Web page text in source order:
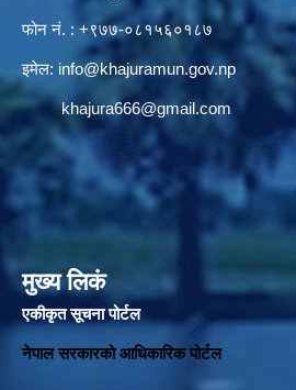
फोन नं. : +९७७-०८१५६०१८७
इमेल: info@khajuramun.gov.np
khajura666@gmail.com
मुख्य लिकं
एकीकृत सूचना पोर्टल
नेपाल सरकारको आधिकारिक पोर्टल